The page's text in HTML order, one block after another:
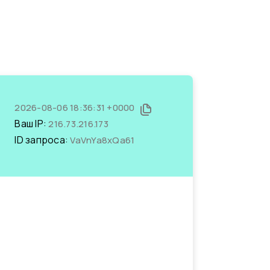
2026-08-06 18:36:31 +0000
Ваш IP:216.73.216.173
ID запроса:VaVnYa8xQa61